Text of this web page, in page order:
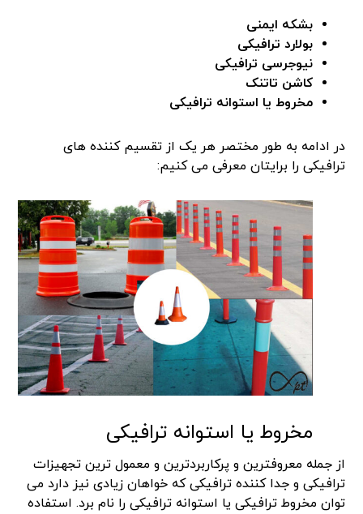
بشکه ایمنی
بولارد ترافیکی
نیوجرسی ترافیکی
کاشن تاتنک
مخروط یا استوانه ترافیکی
در ادامه به طور مختصر هر یک از تقسیم کننده های
ترافیکی را برایتان معرفی می کنیم:
مخروط یا استوانه ترافیکی
از جمله معروفترین و پرکاربردترین و معمول ترین تجهیزات
ترافیکی و جدا کننده ترافیکی که خواهان زیادی نیز دارد می
توان مخروط ترافیکی یا استوانه ترافیکی را نام برد. استفاده